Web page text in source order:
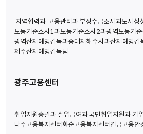
지역협력과 고용관리과부정수급조사과노사상
노동기준조사1과노동기준조사2과광역노동기
광역산재예방감독과중대재해수사과산재예방감
제주산재예방감독팀
광주고용센터
취업지원총괄과 실업급여과국민취업지원과기
나주고용복지센터화순고용복지센터긴급고용안